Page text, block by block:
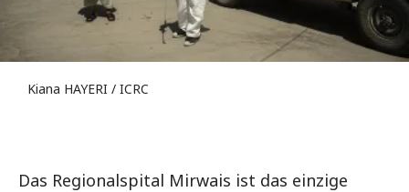
Kiana HAYERI / ICRC
Das Regionalspital Mirwais ist das einzige